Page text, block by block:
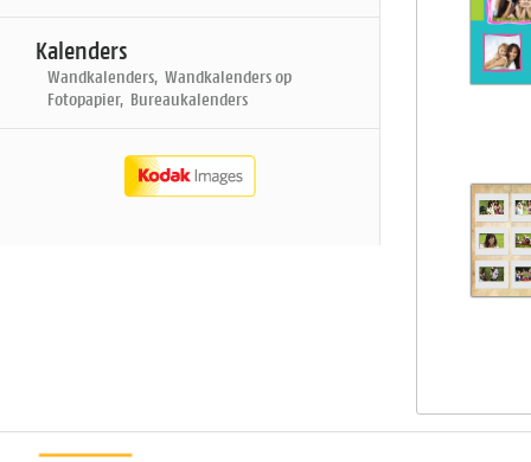
Kalenders
Wandkalenders, Wandkalenders op
Fotopapier, Bureaukalenders